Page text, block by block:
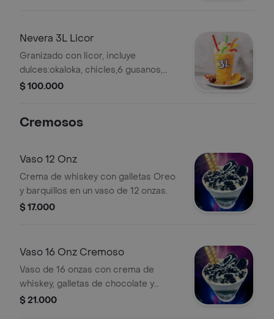
Nevera 3L Licor
Granizado con licor, incluye
dulces:okaloka, chicles,6 gusanos,
bonbom,candy,tocineta,barrilete
$ 100.000
Cremosos
Vaso 12 Onz
Crema de whiskey con galletas Oreo
y barquillos en un vaso de 12 onzas.
$ 17.000
Vaso 16 Onz Cremoso
Vaso de 16 onzas con crema de
whiskey, galletas de chocolate y
barquillos.
$ 21.000